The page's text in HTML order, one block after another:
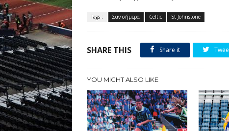
Tags : Σαν σήμερα Celtic St Johnstone
SHARE THIS Share it
YOU MIGHT ALSO LIKE